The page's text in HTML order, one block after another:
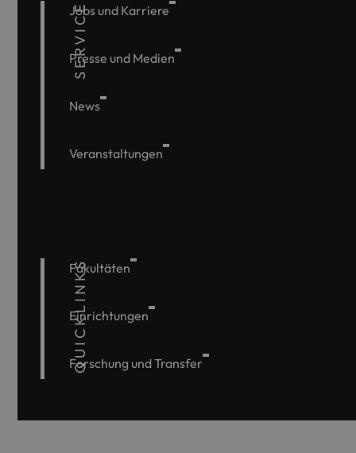
SERVICE
Jobs und Karriere
Presse und Medien
News
Veranstaltungen
QUICKLINKS
Fakultäten
Einrichtungen
Forschung und Transfer